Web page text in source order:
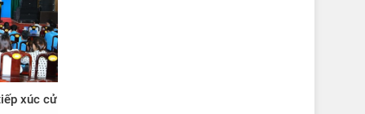
xúc cử